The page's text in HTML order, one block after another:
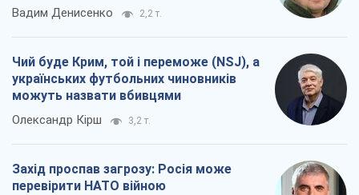
Вадим Денисенко 2,2 т.
Чий буде Крим, той і переможе (NSJ), а
українських футбольних чиновників
можуть назвати вбивцями
Олександр Кірш 3,2 т.
Захід проспав загрозу: Росія може
перевірити НАТО війною